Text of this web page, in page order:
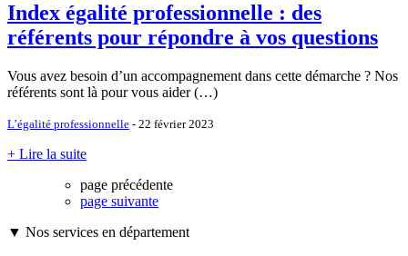
Index égalité professionnelle : des
référents pour répondre à vos questions
Vous avez besoin d’un accompagnement dans cette démarche ? Nos
référents sont là pour vous aider (…)
L’égalité professionnelle - 22 février 2023
+ Lire la suite
page précédente
page suivante
▼ Nos services en département